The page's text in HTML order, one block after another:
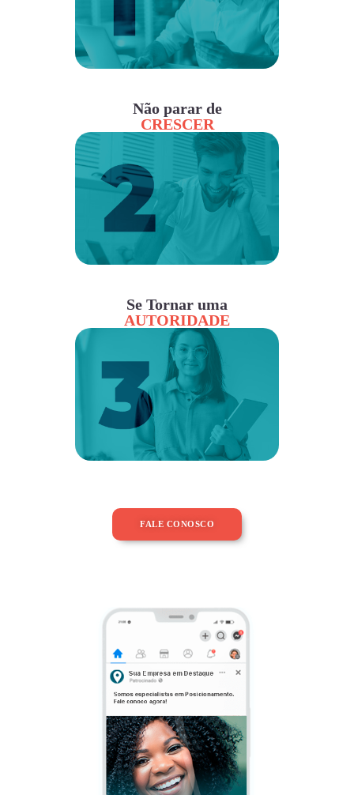
Não parar de
CRESCER
Se Tornar uma
AUTORIDADE
FALE CONOSCO